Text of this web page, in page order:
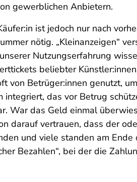
gewerblichen Anbietern.
ist jedoch nur nach
nötig. „Kleinanzeigen“
Nutzungserfahrung
beliebter
Betrüger:innen genutzt,
das vor Betrug
War das Geld einmal
darauf vertrauen, dass der
und viele standen am Ende
Bezahlen“, bei der die